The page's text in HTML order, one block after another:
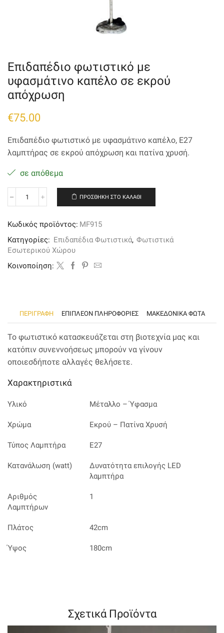
Επιδαπέδιο φωτιστικό με
υφασμάτινο καπέλο σε εκρού
απόχρωση
€75.00
Επιδαπέδιο φωτιστικό με υφασμάτινο καπέλο, Ε27
λαμπτήρας σε εκρού απόχρωση και πατίνα χρυσή.
σε απόθεμα
Επιδαπέδιο
υφασμάτινο
καπέλο
σε
εκρού
απόχρωση
ΠΡΟΣΘΉΚΗ ΣΤΟ ΚΑΛΆΘΙ
Κωδικός προϊόντος: MF915
Κατηγορίες: Επιδαπέδια Φωτιστικά, Φωτιστικά
Εσωτερικού Χώρου
Kοινοποίηση:
ΠΕΡΙΓΡΑΦΉ ΕΠΙΠΛΈΟΝ ΠΛΗΡΟΦΟΡΊΕΣ ΜΑΚΕΔΟΝΙΚΑ ΦΩΤΑ
Το φωτιστικό κατασκευάζεται στη βιοτεχνία μας και
κατόπιν συνεννοήσεως μπορούν να γίνουν
οποιεσδήποτε αλλαγές θελήσετε.
Χαρακτηριστικά
Υλικό Μέταλλο – Ύφασμα
Χρώμα Εκρού – Πατίνα Χρυσή
Τύπος Λαμπτήρα Ε27
Κατανάλωση (watt)
Δυνατότητα επιλογής LED
λαμπτήρα
Αριθμός
Λαμπτήρων
1
Πλάτος 42cm
Ύψος 180cm
Σχετικά Προϊόντα